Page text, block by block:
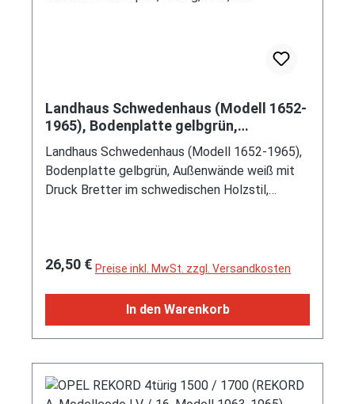
Landhaus Schwedenhaus (Modell 1652-
1965), Bodenplatte gelbgrün,
Außenwände weiß mit Druck Bretter,
Dach korallenrot mit Druck
Schindeloptik, Wiking, 1:87, mb
Landhaus Schwedenhaus (Modell 1652-1965),
Bodenplatte gelbgrün, Außenwände weiß mit
Druck Bretter im schwedischen Holzstil,
Regulärer Preis:
26,50 € Preise inkl. MwSt. zzgl. Versandkosten
In den Warenkorb